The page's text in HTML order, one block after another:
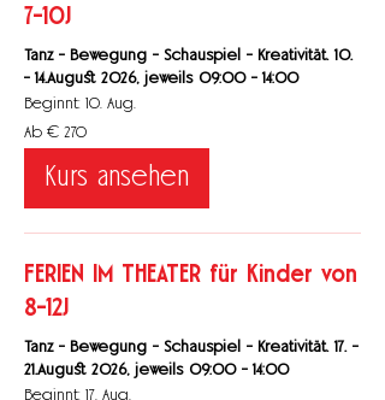
7-10J
Tanz - Bewegung - Schauspiel - Kreativität. 10.
- 14.August 2026, jeweils 09:00 - 14:00
Beginnt: 10. Aug.
Ab
270
Euro
Ab € 270
Kurs ansehen
FERIEN IM THEATER für Kinder von
8-12J
Tanz - Bewegung - Schauspiel - Kreativität. 17. -
21.August 2026, jeweils 09:00 - 14:00
Beginnt: 17. Aug.